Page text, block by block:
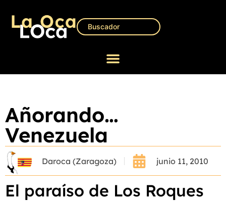
Añorando…
Venezuela
Daroca (Zaragoza) junio 11, 2010
El paraíso de Los Roques